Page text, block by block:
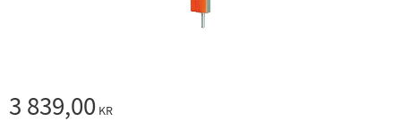
3 839,00 KR